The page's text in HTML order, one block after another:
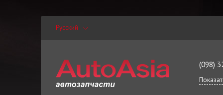
Русский
(098)